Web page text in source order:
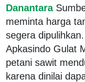
Danantara
meminta harga
segera
Apkasindo Gulat
petani sawit
karena dinilai